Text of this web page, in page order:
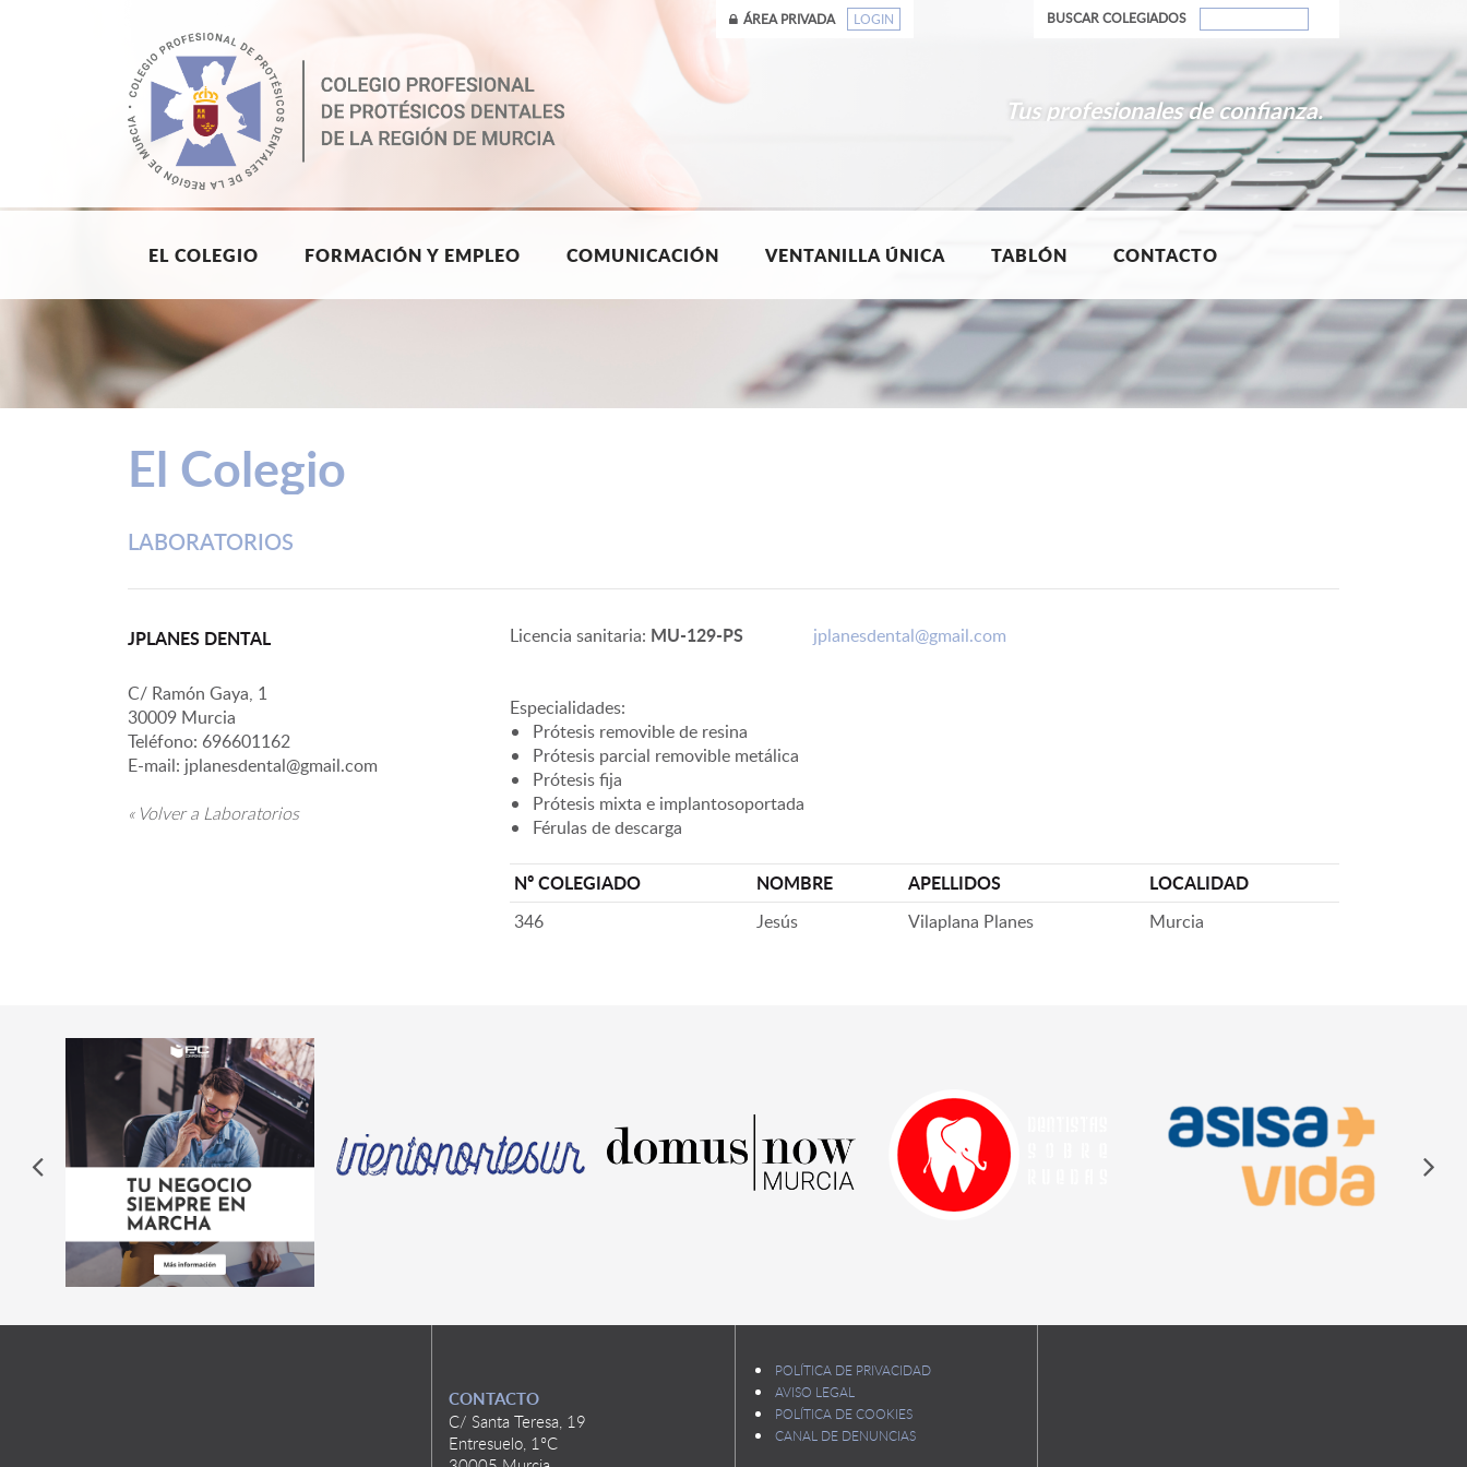
ÁREA PRIVADA LOGIN BUSCAR COLEGIADOS
Tus profesionales de confianza.
EL COLEGIO FORMACIÓN Y EMPLEO COMUNICACIÓN VENTANILLA ÚNICA TABLÓN CONTACTO
El Colegio
LABORATORIOS
JPLANES DENTAL
C/ Ramón Gaya, 1
30009 Murcia
Teléfono: 696601162
E-mail: jplanesdental@gmail.com
« Volver a Laboratorios
Licencia sanitaria: MU-129-PS jplanesdental@gmail.com
Especialidades:
Prótesis removible de resina
Prótesis parcial removible metálica
Prótesis fija
Prótesis mixta e implantosoportada
Férulas de descarga
Nº COLEGIADO NOMBRE APELLIDOS LOCALIDAD
346 Jesús Vilaplana Planes Murcia
CONTACTO
C/ Santa Teresa, 19
Entresuelo, 1ºC
POLÍTICA DE PRIVACIDAD
AVISO LEGAL
POLÍTICA DE COOKIES
CANAL DE DENUNCIAS